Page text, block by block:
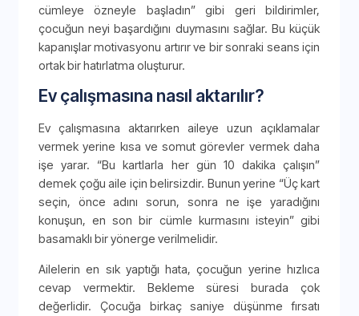
cümleye özneyle başladın” gibi geri bildirimler,
çocuğun neyi başardığını duymasını sağlar. Bu küçük
kapanışlar motivasyonu artırır ve bir sonraki seans için
ortak bir hatırlatma oluşturur.
Ev çalışmasına nasıl aktarılır?
Ev çalışmasına aktarırken aileye uzun açıklamalar
vermek yerine kısa ve somut görevler vermek daha
işe yarar. “Bu kartlarla her gün 10 dakika çalışın”
demek çoğu aile için belirsizdir. Bunun yerine “Üç kart
seçin, önce adını sorun, sonra ne işe yaradığını
konuşun, en son bir cümle kurmasını isteyin” gibi
basamaklı bir yönerge verilmelidir.
Ailelerin en sık yaptığı hata, çocuğun yerine hızlıca
cevap vermektir. Bekleme süresi burada çok
değerlidir. Çocuğa birkaç saniye düşünme fırsatı